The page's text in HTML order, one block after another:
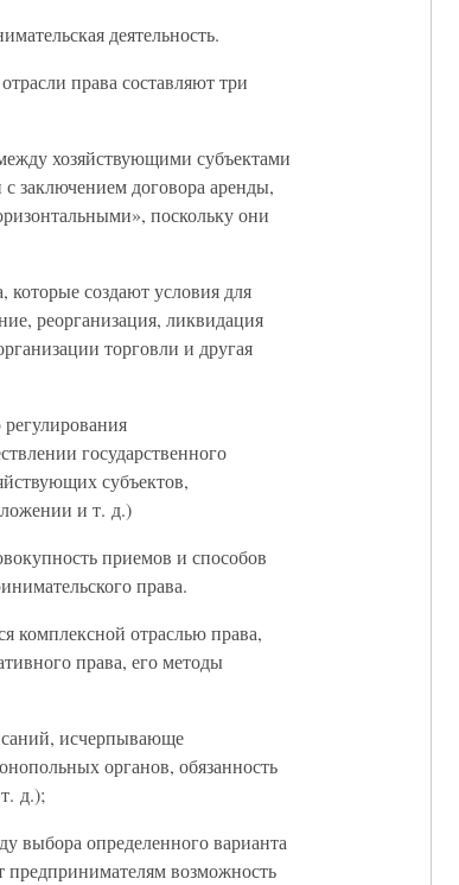
деятельность.
права составляют три
хозяйствующими субъектами
заключением договора аренды,
поскольку они
создают условия для
реорганизация, ликвидация
торговли и другая
государственного
субъектов,
и т. д.)
приемов и способов
права.
комплексной отраслью права,
права, его методы
исчерпывающе
органов, обязанность
д.);
выбора определенного варианта
предпринимателям возможность